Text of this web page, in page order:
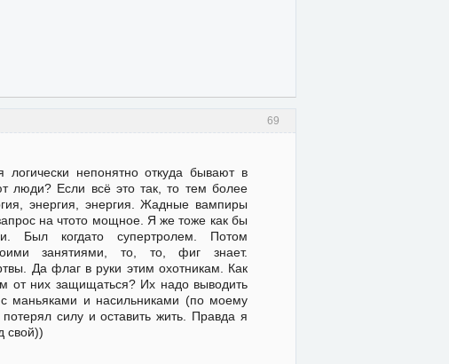
69
непонятно откуда бывают в
люди? Если всё это так, то тем более
энергия, энергия. Жадные вампиры
на чтото мощное. Я же тоже как бы
Был когдато супертролем. Потом
занятиями, то, то, фиг знает.
Да флаг в руки этим охотникам. Как
от них защищаться? Их надо выводить
маньяками и насильниками (по моему
силу и оставить жить. Правда я
свой))